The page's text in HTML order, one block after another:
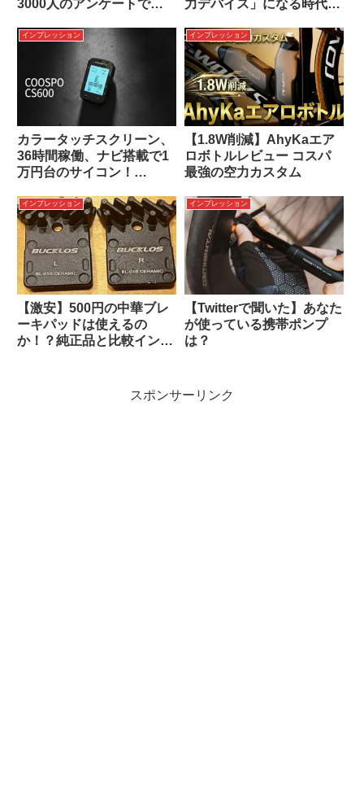
3000人のアンケートで明
力デバイス」になる時代の
インプレッション
カラータッチスクリーン、
36時間稼働、ナビ搭載で1
万円台のサイコン！
の牙城を崩せるか?
インプレッション
【1.8W削減】AhyKaエア
ロボトルレビュー コスパ
最強の空力カスタム
インプレッション
【激安】500円の中華ブレ
ーキパッドは使えるの
か！？純正品と比較インプ
インプレッション
【Twitterで聞いた】あなた
が使っている携帯ポンプ
は？
スポンサーリンク